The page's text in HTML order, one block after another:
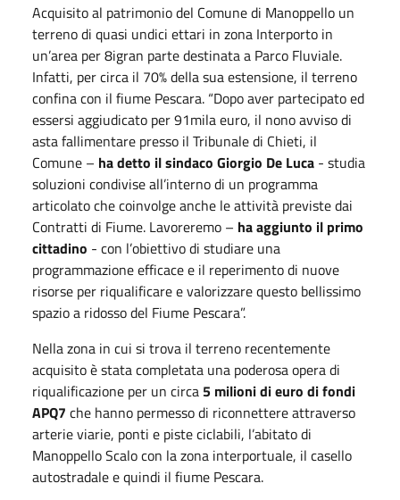
Acquisito al patrimonio del Comune di Manoppello un
terreno di quasi undici ettari in zona Interporto in
un’area per 8igran parte destinata a Parco Fluviale.
Infatti, per circa il 70% della sua estensione, il terreno
confina con il fiume Pescara. “Dopo aver partecipato ed
essersi aggiudicato per 91mila euro, il nono avviso di
asta fallimentare presso il Tribunale di Chieti, il
Comune – ha detto il sindaco Giorgio De Luca - studia
soluzioni condivise all’interno di un programma
articolato che coinvolge anche le attività previste dai
Contratti di Fiume. Lavoreremo – ha aggiunto il primo
cittadino - con l’obiettivo di studiare una
programmazione efficace e il reperimento di nuove
risorse per riqualificare e valorizzare questo bellissimo
spazio a ridosso del Fiume Pescara”.
Nella zona in cui si trova il terreno recentemente
acquisito è stata completata una poderosa opera di
riqualificazione per un circa 5 milioni di euro di fondi
APQ7 che hanno permesso di riconnettere attraverso
arterie viarie, ponti e piste ciclabili, l’abitato di
Manoppello Scalo con la zona interportuale, il casello
autostradale e quindi il fiume Pescara.